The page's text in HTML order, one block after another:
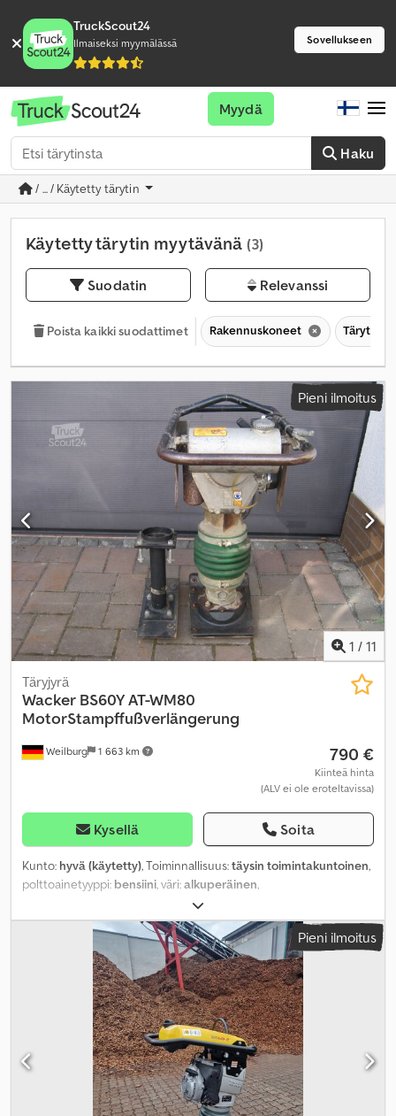
TruckScout24
Ilmaiseksi myymälässä Sovellukseen
Haku
Myydä
/ ... / Käytetty tärytin
Käytetty tärytin myytävänä (3)
Suodatin Relevanssi
Poista kaikki suodattimet Rakennuskoneet Tärytin
Pieni ilmoitus
1 / 11
Weilburg 1 663 km
Täryjyrä
Wacker BS60Y AT-WM80
MotorStampffußverlängerung
790 €
Kiinteä hinta
(ALV ei ole eroteltavissa)
Kysellä Soita
Kunto: hyvä (käytetty), Toiminnallisuus:täysin toimintakuntoinen,
polttoainetyyppi: bensiini, väri:alkuperäinen,
Pieni ilmoitus